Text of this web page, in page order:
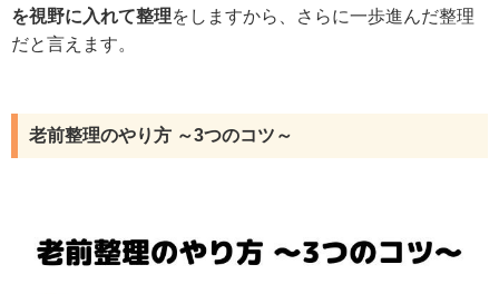
を視野に入れて整理をしますから、さらに一歩進んだ整理
だと言えます。
老前整理のやり方 ～3つのコツ～